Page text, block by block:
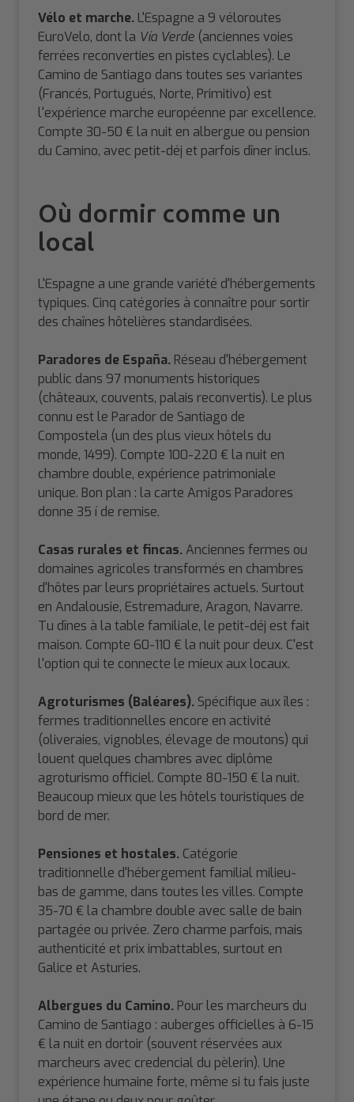
Vélo et marche. L'Espagne a 9 véloroutes
EuroVelo, dont la Vía Verde (anciennes voies
ferrées reconverties en pistes cyclables). Le
Camino de Santiago dans toutes ses variantes
(Francés, Portugués, Norte, Primitivo) est
l'expérience marche européenne par excellence.
Compte 30-50 € la nuit en albergue ou pension
du Camino, avec petit-déj et parfois dîner inclus.
Où dormir comme un
local
L'Espagne a une grande variété d'hébergements
typiques. Cinq catégories à connaître pour sortir
des chaînes hôtelières standardisées.
Paradores de España. Réseau d'hébergement
public dans 97 monuments historiques
(châteaux, couvents, palais reconvertis). Le plus
connu est le Parador de Santiago de
Compostela (un des plus vieux hôtels du
monde, 1499). Compte 100-220 € la nuit en
chambre double, expérience patrimoniale
unique. Bon plan : la carte Amigos Paradores
donne 35 í de remise.
Casas rurales et fincas.Anciennes fermes ou
domaines agricoles transformés en chambres
d'hôtes par leurs propriétaires actuels. Surtout
en Andalousie, Estremadure, Aragon, Navarre.
Tu dînes à la table familiale, le petit-déj est fait
maison. Compte 60-110 € la nuit pour deux. C'est
l'option qui te connecte le mieux aux locaux.
Agroturismes (Baléares). Spécifique aux îles :
fermes traditionnelles encore en activité
(oliveraies, vignobles, élevage de moutons) qui
louent quelques chambres avec diplôme
agroturismo officiel. Compte 80-150 € la nuit.
Beaucoup mieux que les hôtels touristiques de
bord de mer.
Pensiones et hostales. Catégorie
traditionnelle d'hébergement familial milieu-
bas de gamme, dans toutes les villes. Compte
35-70 € la chambre double avec salle de bain
partagée ou privée. Zero charme parfois, mais
authenticité et prix imbattables, surtout en
Galice et Asturies.
Albergues du Camino. Pour les marcheurs du
Camino de Santiago : auberges officielles à 6-15
€ la nuit en dortoir (souvent réservées aux
marcheurs avec credencial du pèlerin). Une
expérience humaine forte, même si tu fais juste